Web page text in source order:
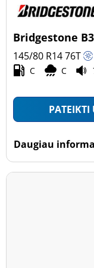
Lengvasis
Mažas
Motociklas
Padanga
Bridgestone
145/80 R1476T
C C
Daugiau